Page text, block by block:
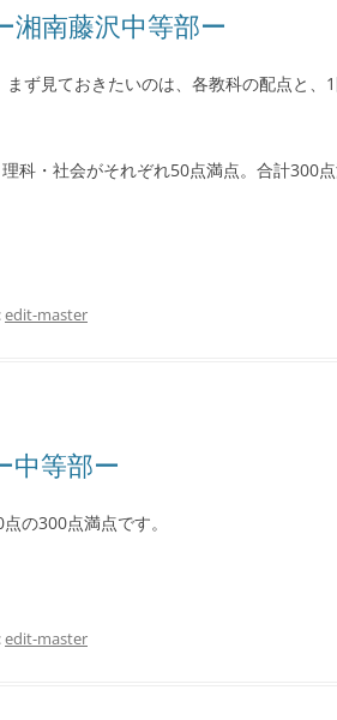
湘南藤沢中等部ー
ず見ておきたいのは、各教科の配点と、
科・社会がそれぞれ50点満点。合計300
edit-master
中等部ー
の300点満点です。
edit-master